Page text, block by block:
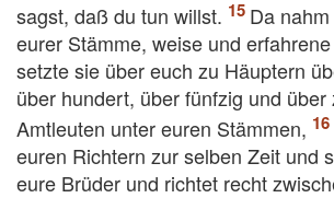
sagst, daß du tun willst.
Da
eurer Stämme, weise und
setzte sie über euch zu Häuptern
über hundert, über fünfzig und über
Amtleuten unter euren Stämmen,
euren Richtern zur selben Zeit und
eure Brüder und richtet recht